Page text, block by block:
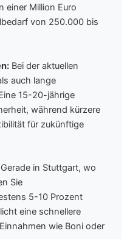
einer Million Euro
von 250.000 bis
Bei der aktuellen
auch lange
15-20-jährige
während kürzere
für zukünftige
Gerade in Stuttgart, wo
Sie
5-10 Prozent
eine schnellere
wie Boni oder